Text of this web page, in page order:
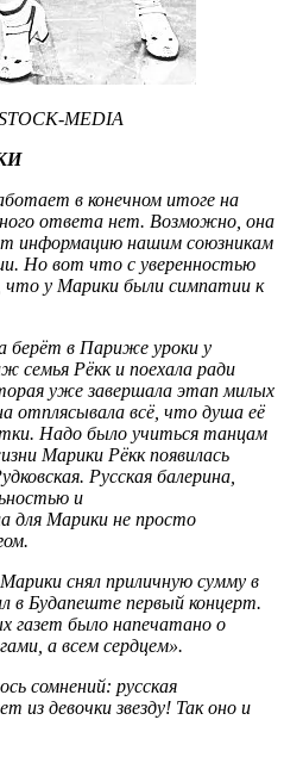
MEDIA
в конечном итоге на
ответа нет. Возможно, она
информацию нашим союзникам
Но вот что с уверенностью
у Марики были симпатии к
берёт в Париже уроки у
семья Рёкк и поехала ради
уже завершала этап милых
отплясывала всё, что душа её
Надо было учиться танцам
Марики Рёкк появилась
Русская балерина,
и
для Марики не просто
снял приличную сумму в
в Будапеште первый концерт.
газет было напечатано о
а всем сердцем».
сомнений: русская
из девочки звезду! Так оно и